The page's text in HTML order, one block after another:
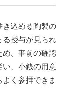
き込める陶製の
る授与が見られ
め、事前の確認
い、小銭の用意
く参拝できま